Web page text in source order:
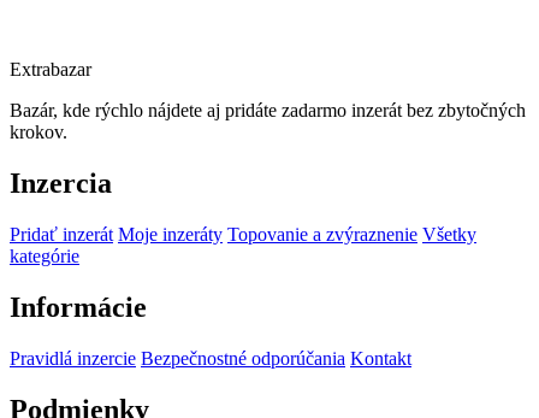
Extrabazar
Bazár, kde rýchlo nájdete aj pridáte zadarmo inzerát bez zbytočných
krokov.
Inzercia
Pridať inzerát Moje inzeráty Topovanie a zvýraznenie Všetky
kategórie
Informácie
Pravidlá inzercie Bezpečnostné odporúčania Kontakt
Podmienky